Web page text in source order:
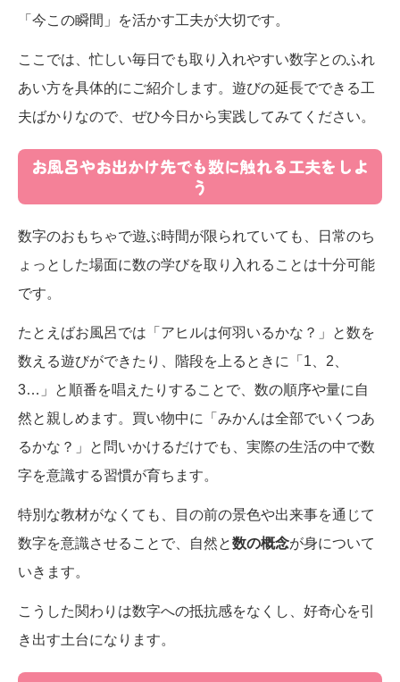
「今この瞬間」を活かす工夫が大切です。
ここでは、忙しい毎日でも取り入れやすい数字とのふれ
あい方を具体的にご紹介します。遊びの延長でできる工
夫ばかりなので、ぜひ今日から実践してみてください。
お風呂やお出かけ先でも数に触れる工夫をしよ
う
数字のおもちゃで遊ぶ時間が限られていても、日常のち
ょっとした場面に数の学びを取り入れることは十分可能
です。
たとえばお風呂では「アヒルは何羽いるかな？」と数を
数える遊びができたり、階段を上るときに「1、2、
3…」と順番を唱えたりすることで、数の順序や量に自
然と親しめます。買い物中に「みかんは全部でいくつあ
るかな？」と問いかけるだけでも、実際の生活の中で数
字を意識する習慣が育ちます。
特別な教材がなくても、目の前の景色や出来事を通じて
数字を意識させることで、自然と数の概念が身について
いきます。
こうした関わりは数字への抵抗感をなくし、好奇心を引
き出す土台になります。